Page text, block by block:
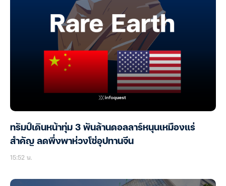
ทรัมป์เดินหน้าทุ่ม 3 พันล้านดอลลาร์หนุนเหมืองแร่
สำคัญ ลดพึ่งพาห่วงโซ่อุปทานจีน
15:52 น.